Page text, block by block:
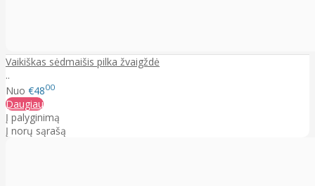
Vaikiškas sėdmaišis pilka žvaigždė
..
Nuo €4800
Daugiau
Į palyginimą
Į norų sąrašą